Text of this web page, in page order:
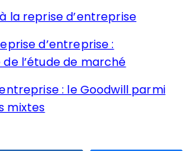
la reprise d’entreprise
d’entreprise :
l’étude de marché
: le Goodwill parmi
mixtes